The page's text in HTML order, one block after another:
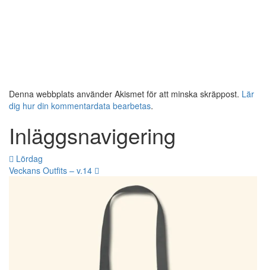
Denna webbplats använder Akismet för att minska skräppost. Lär
dig hur din kommentardata bearbetas.
Inläggsnavigering
Lördag
Veckans Outfits – v.14